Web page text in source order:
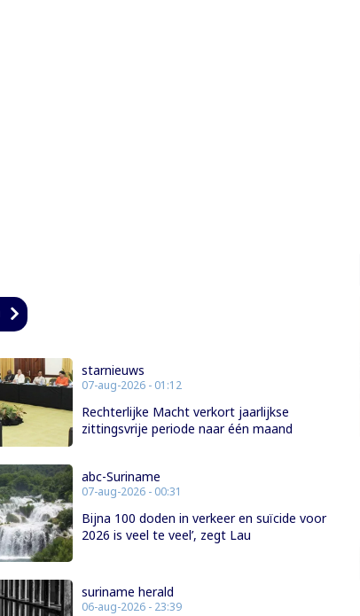
starnieuws
07-aug-2026 - 01:12
Rechterlijke Macht verkort jaarlijkse
zittingsvrije periode naar één maand
abc-Suriname
07-aug-2026 - 00:31
Bijna 100 doden in verkeer en suïcide voor
2026 is veel te veel’, zegt Lau
suriname herald
06-aug-2026 - 23:39